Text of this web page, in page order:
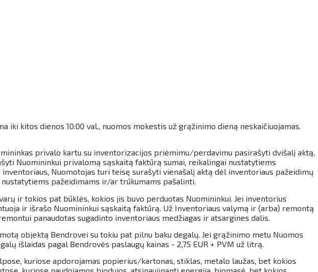
iki kitos dienos 10:00 val., nuomos mokestis už grąžinimo dieną neskaičiuojamas.
privalo kartu su inventorizacijos priėmimu/perdavimu pasirašyti dvišalį aktą,
Nuomininkui privalomą sąskaitą faktūrą sumai, reikalingai nustatytiems
Nuomotojas turi teisę surašyti vienašalį aktą dėl inventoriaus pažeidimų
pažeidimams ir/ar trūkumams pašalinti.
ir tokios pat būklės, kokios jis buvo perduotas Nuomininkui. Jei inventorius
ir išrašo Nuomininkui sąskaitą faktūrą. Už Inventoriaus valymą ir (arba) remontą
panaudotas sugadinto inventoriaus medžiagas ir atsargines dalis.
objektą Bendrovei su tokiu pat pilnu baku degalų. Jei grąžinimo metu Nuomos
išlaidas pagal Bendrovės paslaugų kainas - 2,75 EUR + PVM už litrą.
kuriose apdorojamas popierius/kartonas, stiklas, metalo laužas, bet kokios